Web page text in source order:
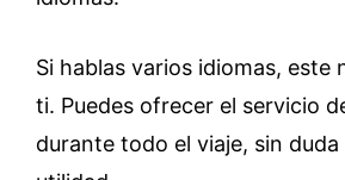
Si hablas varios idiomas, este
ti. Puedes ofrecer el servicio
durante todo el viaje, sin duda